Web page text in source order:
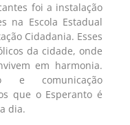
foi a instalação
na Escola Estadual
Cidadania. Esses
da cidade, onde
em harmonia.
e comunicação
que o Esperanto é
dia.